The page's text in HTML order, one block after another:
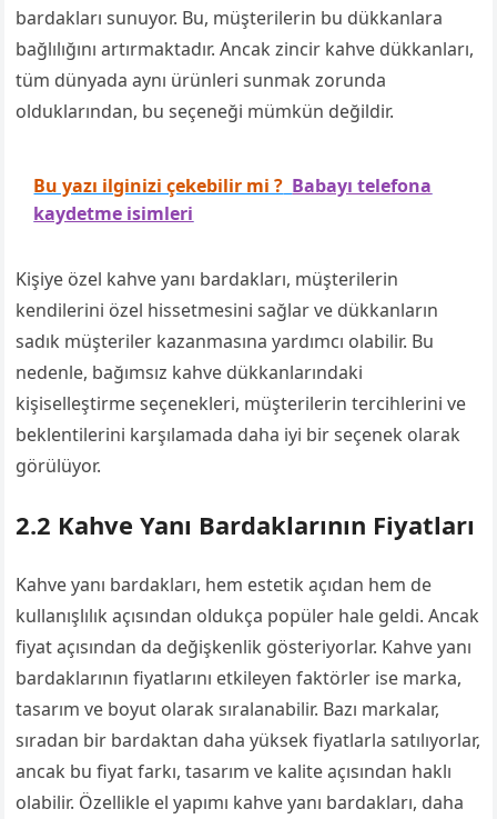
bardakları sunuyor. Bu, müşterilerin bu dükkanlara
bağlılığını artırmaktadır. Ancak zincir kahve dükkanları,
tüm dünyada aynı ürünleri sunmak zorunda
olduklarından, bu seçeneği mümkün değildir.
Bu yazı ilginizi çekebilir mi ? Babayı telefona
kaydetme isimleri
Kişiye özel kahve yanı bardakları, müşterilerin
kendilerini özel hissetmesini sağlar ve dükkanların
sadık müşteriler kazanmasına yardımcı olabilir. Bu
nedenle, bağımsız kahve dükkanlarındaki
kişiselleştirme seçenekleri, müşterilerin tercihlerini ve
beklentilerini karşılamada daha iyi bir seçenek olarak
görülüyor.
2.2 Kahve Yanı Bardaklarının Fiyatları
Kahve yanı bardakları, hem estetik açıdan hem de
kullanışlılık açısından oldukça popüler hale geldi. Ancak
fiyat açısından da değişkenlik gösteriyorlar. Kahve yanı
bardaklarının fiyatlarını etkileyen faktörler ise marka,
tasarım ve boyut olarak sıralanabilir. Bazı markalar,
sıradan bir bardaktan daha yüksek fiyatlarla satılıyorlar,
ancak bu fiyat farkı, tasarım ve kalite açısından haklı
olabilir. Özellikle el yapımı kahve yanı bardakları, daha